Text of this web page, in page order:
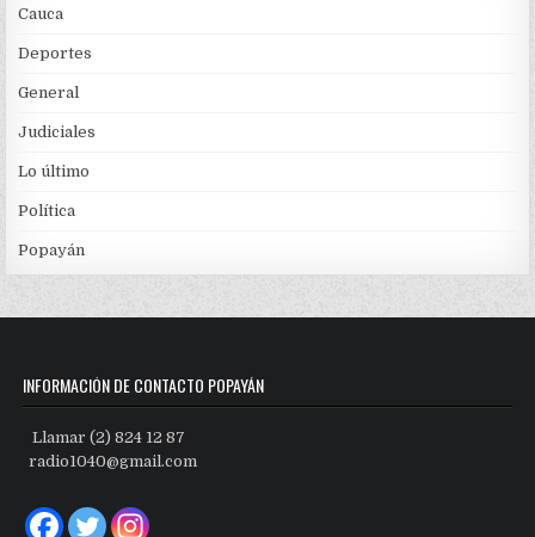
Cauca
Deportes
General
Judiciales
Lo último
Política
Popayán
INFORMACIÓN DE CONTACTO POPAYÁN
Llamar (2) 824 12 87
radio1040@gmail.com